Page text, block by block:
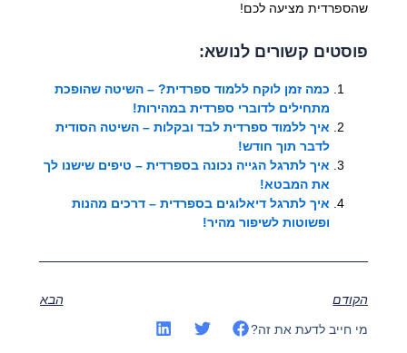
שהספרדית מציעה לכם!
פוסטים קשורים לנושא:
כמה זמן לוקח ללמוד ספרדית? – השיטה שהופכת
מתחילים לדוברי ספרדית במהירות!
איך ללמוד ספרדית לבד ובקלות – השיטה הסודית
לדבר תוך חודש!
איך לתרגל הגייה נכונה בספרדית – טיפים שישנו לך
את המבטא!
איך לתרגל דיאלוגים בספרדית – דרכים מהנות
ופשוטות לשיפור מהיר!
הקודם הבא
מי חייב לדעת את זה?